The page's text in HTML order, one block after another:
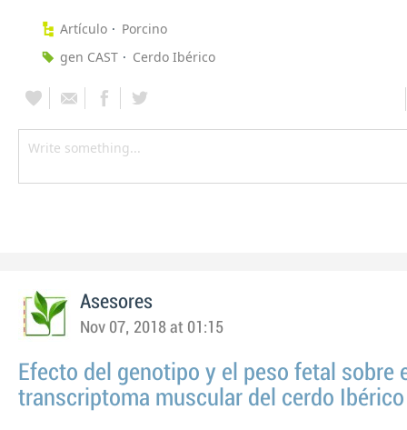
Artículo
Porcino
gen CAST
Cerdo Ibérico
Asesores
Nov 07, 2018 at 01:15
Efecto del genotipo y el peso fetal sobre
transcriptoma muscular del cerdo Ibérico